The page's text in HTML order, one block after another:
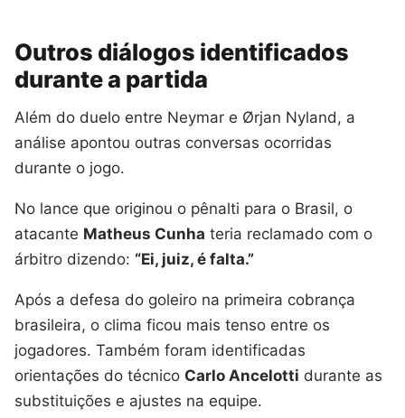
Outros diálogos identificados
durante a partida
Além do duelo entre Neymar e Ørjan Nyland, a
análise apontou outras conversas ocorridas
durante o jogo.
No lance que originou o pênalti para o Brasil, o
atacante Matheus Cunha teria reclamado com o
árbitro dizendo: “Ei, juiz, é falta.”
Após a defesa do goleiro na primeira cobrança
brasileira, o clima ficou mais tenso entre os
jogadores. Também foram identificadas
orientações do técnico Carlo Ancelotti durante as
substituições e ajustes na equipe.